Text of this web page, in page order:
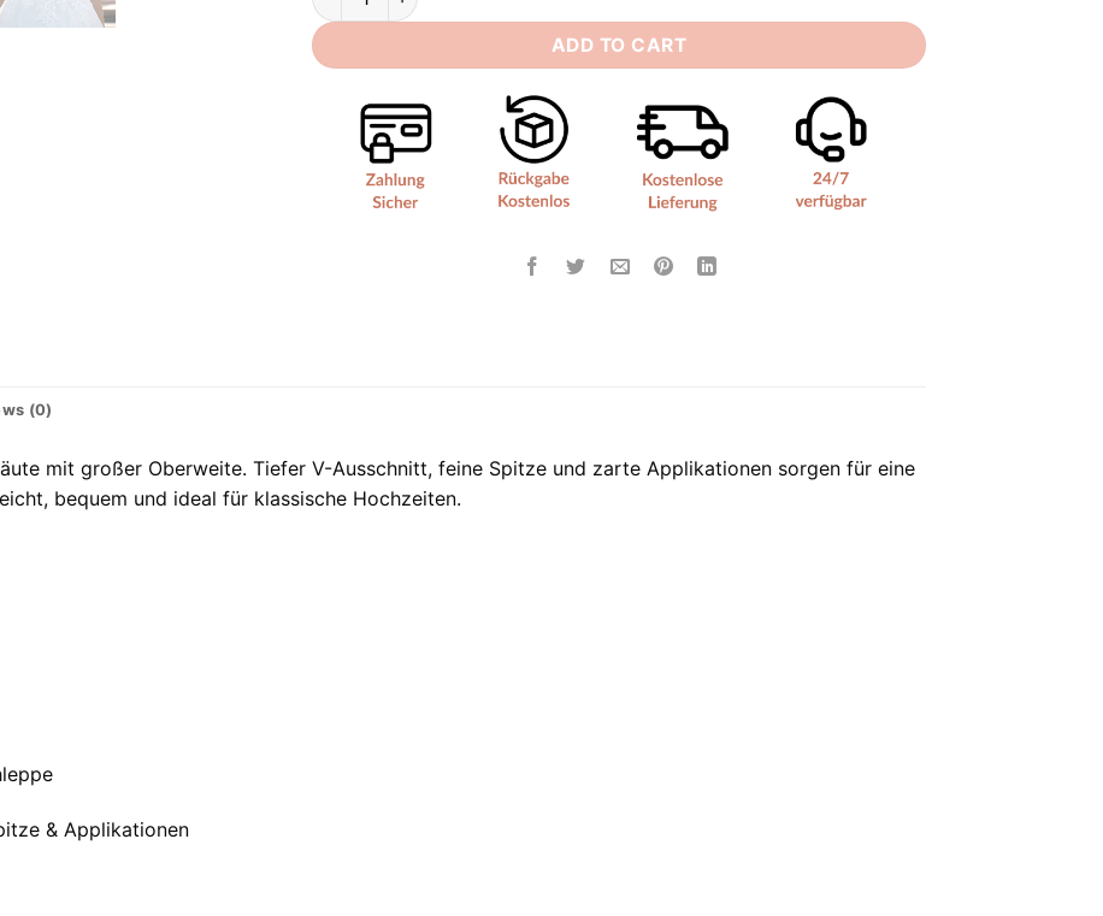
ADD TO CART
(0)
mit großer Oberweite. Tiefer V-Ausschnitt, feine Spitze und zarte Applikationen sorgen für eine
bequem und ideal für klassische Hochzeiten.
& Applikationen